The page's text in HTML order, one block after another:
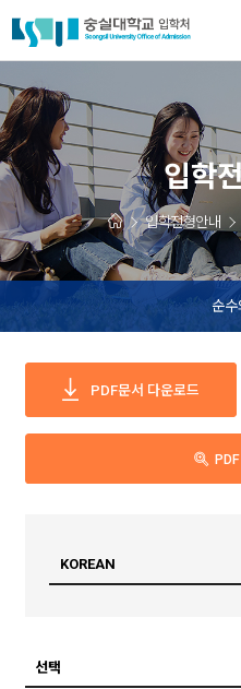
입학
입학전형안내
순수
PDF문서 다운로드
PDF